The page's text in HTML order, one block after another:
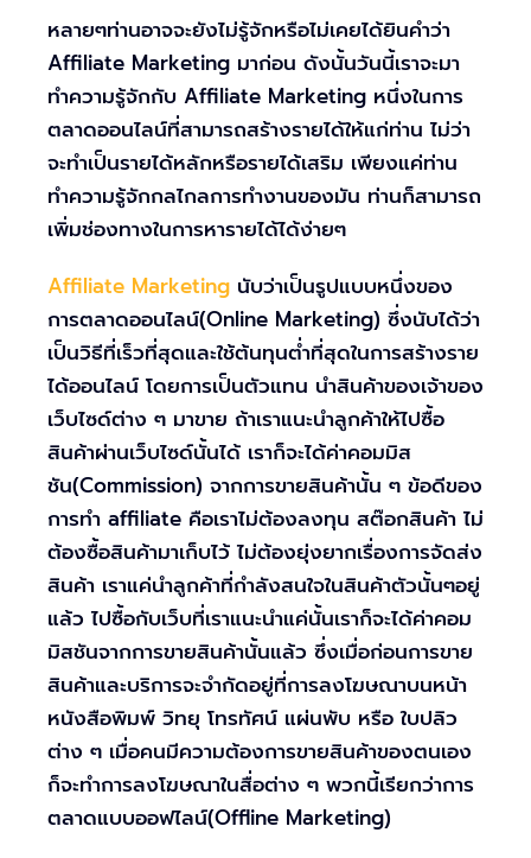
หลายๆท่านอาจจะยังไม่รู้จักหรือไม่เคยได้ยินคำว่า
Affiliate Marketing มาก่อน ดังนั้นวันนี้เราจะมา
ทำความรู้จักกับ Affiliate Marketing หนึ่งในการ
ตลาดออนไลน์ที่สามารถสร้างรายได้ให้แก่ท่าน ไม่ว่า
จะทำเป็นรายได้หลักหรือรายได้เสริม เพียงแค่ท่าน
ทำความรู้จักกลไกลการทำงานของมัน ท่านก็สามารถ
เพิ่มช่องทางในการหารายได้ได้ง่ายๆ
Affiliate Marketing นับว่าเป็นรูปแบบหนึ่งของ
การตลาดออนไลน์(Online Marketing) ซึ่งนับได้ว่า
เป็นวิธีที่เร็วที่สุดและใช้ต้นทุนต่ำที่สุดในการสร้างราย
ได้ออนไลน์ โดยการเป็นตัวแทน นำสินค้าของเจ้าของ
เว็บไซด์ต่าง ๆ มาขาย ถ้าเราแนะนำลูกค้าให้ไปซื้อ
สินค้าผ่านเว็บไซด์นั้นได้ เราก็จะได้ค่าคอมมิส
ชัน(Commission) จากการขายสินค้านั้น ๆ ข้อดีของ
การทำ affiliate คือเราไม่ต้องลงทุน สต๊อกสินค้า ไม่
ต้องซื้อสินค้ามาเก็บไว้ ไม่ต้องยุ่งยากเรื่องการจัดส่ง
สินค้า เราแค่นำลูกค้าที่กำลังสนใจในสินค้าตัวนั้นๆอยู่
แล้ว ไปซื้อกับเว็บที่เราแนะนำแค่นั้นเราก็จะได้ค่าคอม
มิสชันจากการขายสินค้านั้นแล้ว ซึ่งเมื่อก่อนการขาย
สินค้าและบริการจะจำกัดอยู่ที่การลงโฆษณาบนหน้า
หนังสือพิมพ์ วิทยุ โทรทัศน์ แผ่นพับ หรือ ใบปลิว
ต่าง ๆ เมื่อคนมีความต้องการขายสินค้าของตนเอง
ก็จะทำการลงโฆษณาในสื่อต่าง ๆ พวกนี้เรียกว่าการ
ตลาดแบบออฟไลน์(Offline Marketing)